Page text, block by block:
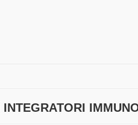
INTEGRATORI